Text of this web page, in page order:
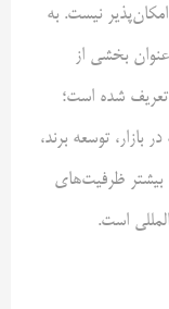
نیست. به
بخشی از
تعریف شده است؛
توسعه برند،
ظرفیت‌های
است.